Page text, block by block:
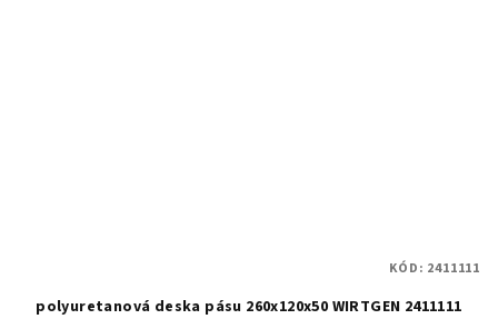
polyuretanová deska pásu 260x120x50 WIRTGEN 2411111
KÓD: 2411111